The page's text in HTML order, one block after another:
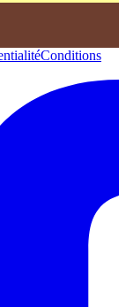
Conditions